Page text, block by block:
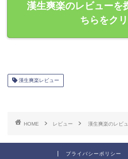
漢生爽楽のレビューを
ちらをク
漢生爽楽レビュー
HOME レビュー 漢生爽楽のレビ
プライバシーポリシー